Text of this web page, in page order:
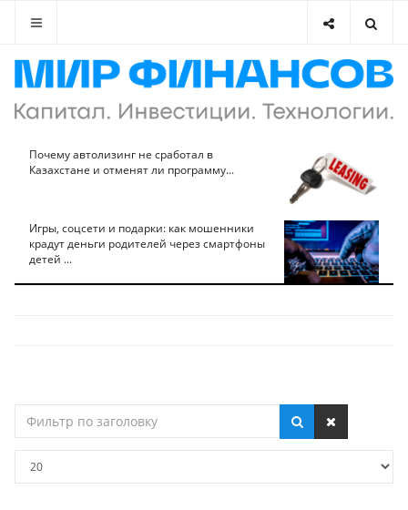
Почему автолизинг не сработал в
Казахстане и отменят ли программу...
Игры, соцсети и подарки: как мошенники
крадут деньги родителей через смартфоны
детей ...
по